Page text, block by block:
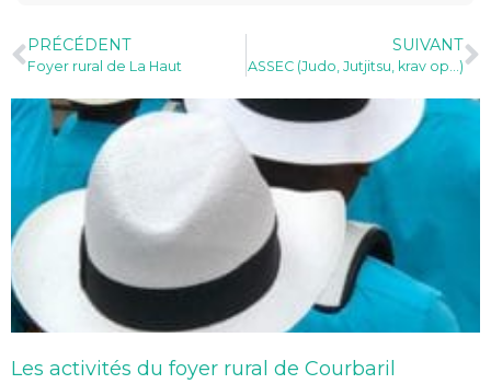
PRÉCÉDENT
Foyer rural de La Haut
SUIVANT
ASSEC (Judo, Jutjitsu, krav op…)
Les activités du foyer rural de Courbaril